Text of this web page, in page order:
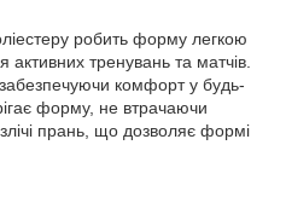
робить форму легкою
тренувань та матчів.
комфорт у будь-
форму, не втрачаючи
прань, що дозволяє формі